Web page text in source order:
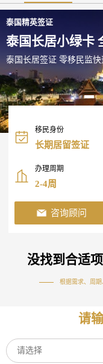
泰国精英签证
泰国长居小绿卡
泰国长居签证 零移民监快
移民身份
长期居留签证
办理周期
2-4周
咨询顾问
没找到合适
根据需求、周
请